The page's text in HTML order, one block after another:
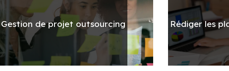
Gestion de projet outsourcing Rédiger les